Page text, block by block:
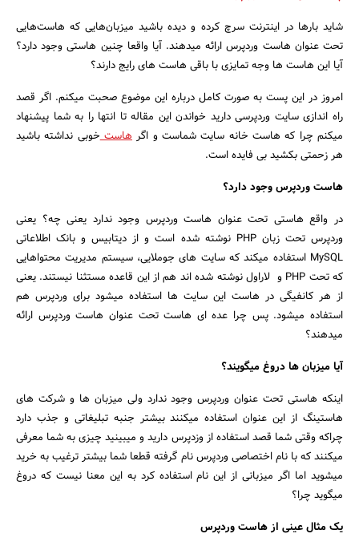
شاید بارها در اینترنت سرچ کرده و دیده باشید میزبان‌هایی که هاست‌هایی
تحت عنوان هاست وردپرس ارائه میدهند. آیا واقعا چنین هاستی وجود دارد؟
آیا این هاست ها وجه تمایزی با باقی هاست های رایج دارند؟
امروز در این پست به صورت کامل درباره این موضوع صحبت میکنم. اگر قصد
راه اندازی سایت وردپرسی دارید خواندن این مقاله تا انتها را به شما پیشنهاد
میکنم چرا که هاست خانه سایت شماست و اگر هاستخوبی نداشته باشید
هر زحمتی بکشید بی فایده است.
هاست وردپرس وجود دارد؟
در واقع هاستی تحت عنوان هاست وردپرس وجود ندارد یعنی چه؟ یعنی
وردپرس تحت زبان PHP نوشته شده است و از دیتابیس و بانک اطلاعاتی
MySQL استفاده میکند که سایت های جوملایی، سیستم مدیریت محتواهایی
که تحت PHP و لاراول نوشته شده اند هم از این قاعده مستثنا نیستند. یعنی
از هر کانفیگی در هاست این سایت ها استفاده میشود برای وردپرس هم
استفاده میشود. پس چرا عده ای هاست تحت عنوان هاست وردپرس ارائه
میدهند؟
آیا میزبان ها دروغ میگویند؟
اینکه هاستی تحت عنوان وردپرس وجود ندارد ولی میزبان ها و شرکت های
هاستینگ از این عنوان استفاده میکنند بیشتر جنبه تبلیغاتی و جذب دارد
چراکه وقتی شما قصد استفاده از وزدپرس دارید و میبینید چیزی به شما معرفی
میکنند که با نام اختصاصی وردپرس نام گرفته قطعا شما بیشتر ترغیب به خرید
میشوید اما اگر میزبانی از این نام استفاده کرد به این معنا نیست که دروغ
میگوید چرا؟
یک مثال عینی از هاست وردپرس